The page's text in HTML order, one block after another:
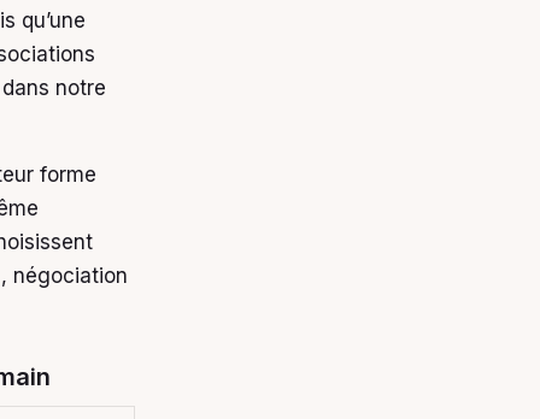
qu’une
notre
forme
négociation